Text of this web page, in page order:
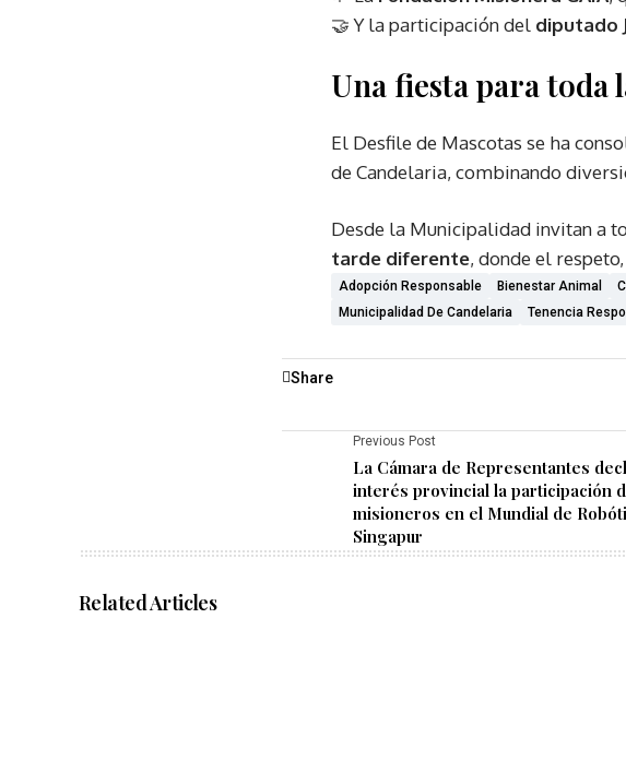
🤝 Y la participación del diputado
Una fiesta para toda
El Desfile de Mascotas se ha
de Candelaria, combinando
Desde la Municipalidad invitan a
tarde diferente, donde el
Adopción Responsable Bienestar Animal
Municipalidad De Candelaria
Tenencia
Share
Previous Post
La Cámara de Representantes
interés provincial la participación
misioneros en el Mundial de
Singapur
Related Articles